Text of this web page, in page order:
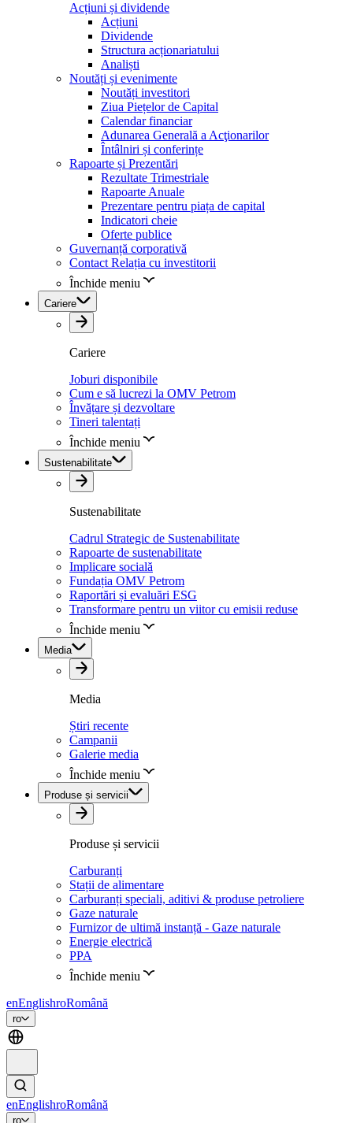
Acțiuni și dividende
Acțiuni
Dividende
Structura acționariatului
Analiști
Noutăți și evenimente
Noutăți investitori
Ziua Piețelor de Capital
Calendar financiar
Adunarea Generală a Acţionarilor
Întâlniri și conferințe
Rapoarte și Prezentări
Rezultate Trimestriale
Rapoarte Anuale
Prezentare pentru piața de capital
Indicatori cheie
Oferte publice
Guvernanță corporativă
Contact Relația cu investitorii
Închide meniu
Cariere
Cariere
Joburi disponibile
Cum e să lucrezi la OMV Petrom
Învățare și dezvoltare
Tineri talentați
Închide meniu
Sustenabilitate
Sustenabilitate
Cadrul Strategic de Sustenabilitate
Rapoarte de sustenabilitate
Implicare socială
Fundația OMV Petrom
Raportări și evaluări ESG
Transformare pentru un viitor cu emisii reduse
Închide meniu
Media
Media
Știri recente
Campanii
Galerie media
Închide meniu
Produse și servicii
Produse și servicii
Carburanți
Stații de alimentare
Carburanți speciali, aditivi & produse petroliere
Gaze naturale
Furnizor de ultimă instanță - Gaze naturale
Energie electrică
PPA
Închide meniu
enEnglishroRomână
ro
enEnglishroRomână
ro